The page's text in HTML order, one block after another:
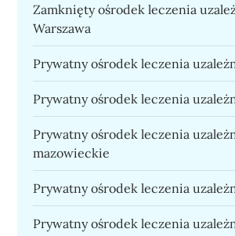
Zamknięty ośrodek leczenia
Warszawa
Prywatny ośrodek leczenia
Prywatny ośrodek leczenia
Prywatny ośrodek leczenia
mazowieckie
Prywatny ośrodek leczenia
Prywatny ośrodek leczenia